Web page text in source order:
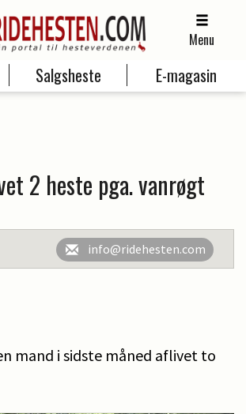
Menu
Salgsheste E-magasin
2 heste pga. vanrøgt
info@ridehesten.com
mand i sidste måned aflivet to